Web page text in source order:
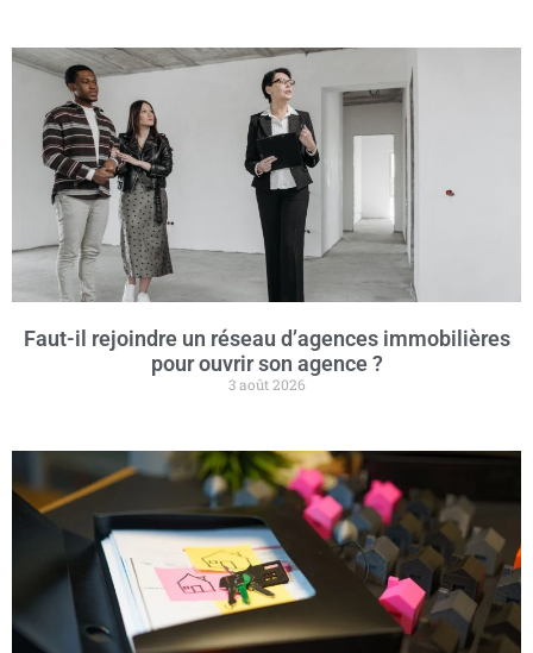
Faut-il rejoindre un réseau d’agences immobilières
pour ouvrir son agence ?
3 août 2026